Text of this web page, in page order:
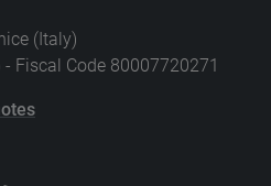
(Italy)
Fiscal Code 80007720271